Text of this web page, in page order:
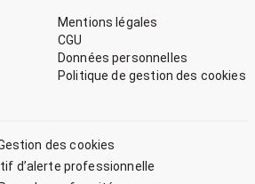
Mentions légales
CGU
Données personnelles
Politique de gestion des cookies
des cookies
d’alerte professionnelle